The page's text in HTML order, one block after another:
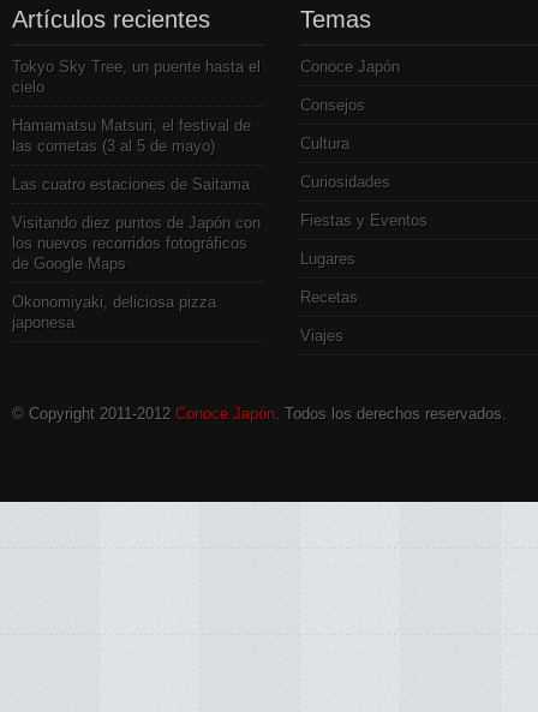
Artículos recientes
Tokyo Sky Tree, un puente hasta el
cielo
Hamamatsu Matsuri, el festival de
las cometas (3 al 5 de mayo)
Las cuatro estaciones de Saitama
Visitando diez puntos de Japón con
los nuevos recorridos fotográficos
de Google Maps
Okonomiyaki, deliciosa pizza
japonesa
Temas
Conoce Japón
Consejos
Cultura
Curiosidades
Fiestas y Eventos
Lugares
Recetas
Viajes
© Copyright 2011-2012 Conoce Japón. Todos los derechos reservados.